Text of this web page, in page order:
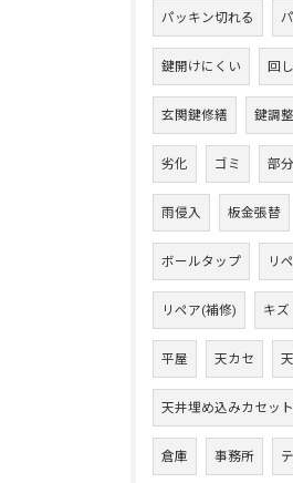
パッキン切れる
鍵開けにくい 回
玄関鍵修繕 鍵調整
劣化 ゴミ 部
雨侵入 板金張替
ボールタップ リ
リペア(補修) キズ
平屋 天カセ
天井埋め込みカセッ
倉庫 事務所